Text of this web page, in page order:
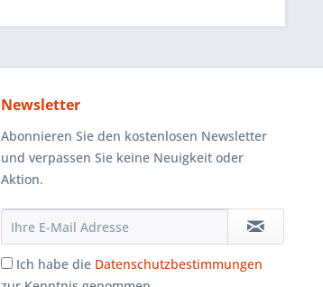
Newsletter
Abonnieren Sie den kostenlosen Newsletter
und verpassen Sie keine Neuigkeit oder
Aktion.
Ich habe die Datenschutzbestimmungen